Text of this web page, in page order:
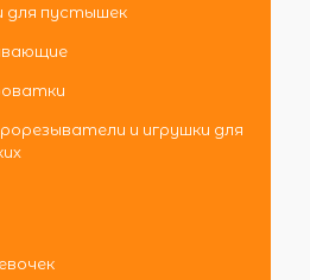
для пустышек
и игрушки для